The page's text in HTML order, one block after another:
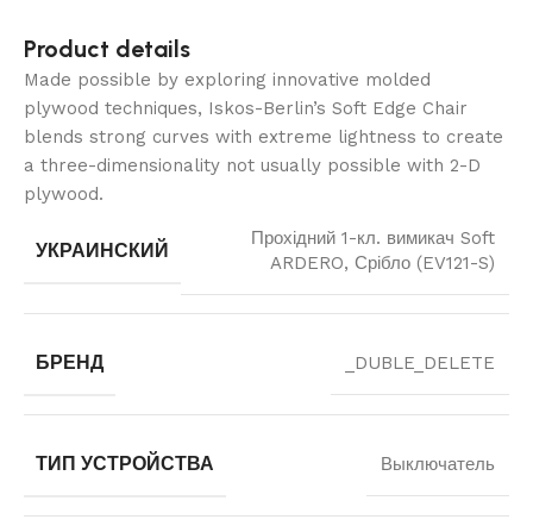
Product details
Made possible by exploring innovative molded
plywood techniques, Iskos-Berlin’s Soft Edge Chair
blends strong curves with extreme lightness to create
a three-dimensionality not usually possible with 2-D
plywood.
УКРАИНСКИЙ
Прохідний 1-кл. вимикач Soft
ARDERO, Срібло (EV121-S)
БРЕНД _DUBLE_DELETE
ТИП УСТРОЙСТВА Выключатель